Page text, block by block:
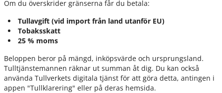
Om du överskrider gränserna får du betala:
Tullavgift (vid import från land utanför EU)
Tobaksskatt
25 % moms
Beloppen beror på mängd, inköpsvärde och ursprungsland.
Tulltjänstemannen räknar ut summan åt dig. Du kan också
använda Tullverkets digitala tjänst för att göra detta, antingen i
appen "Tullklarering" eller på deras hemsida.